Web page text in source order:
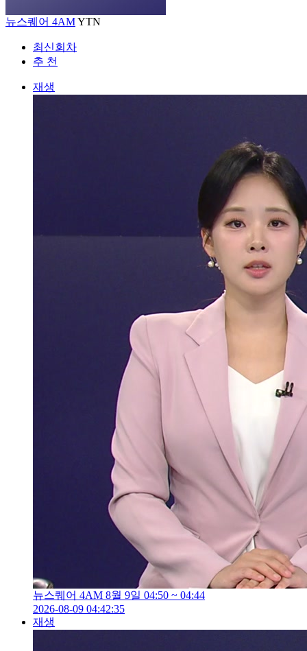
뉴스퀘어 4AMYTN
최신회차
추 천
재생
뉴스퀘어 4AM 8월 9일 04:50 ~ 04:44
2026-08-09 04:42:35
재생